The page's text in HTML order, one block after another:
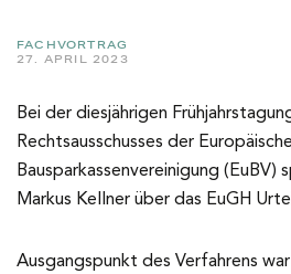
FACHVORTRAG
27. APRIL 2023
Bei der diesjährigen
Rechtsausschusses der
Bausparkassenvereinigung (EuBV)
Markus Kellner über das EuGH
Ausgangspunkt des Verfahrens war